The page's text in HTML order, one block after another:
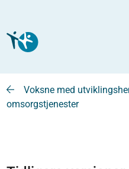
Voksne med
omsorgstjenester